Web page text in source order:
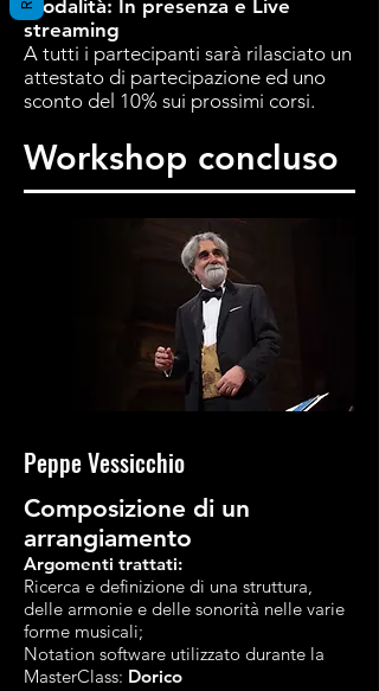
Modalità: In presenza e Live
streaming
A tutti i partecipanti sarà rilasciato un
attestato di partecipazione ed uno
sconto del 10% sui prossimi corsi.
Workshop concluso
Peppe Vessicchio
Composizione di un
arrangiamento
Argomenti trattati:
Ricerca e definizione di una struttura,
delle armonie e delle sonorità nelle varie
forme musicali;
Notation software utilizzato durante la
MasterClass: Dorico